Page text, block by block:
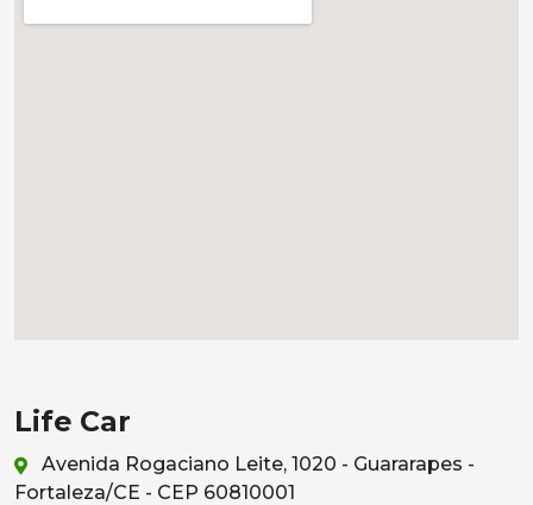
Life Car
Avenida Rogaciano Leite, 1020 - Guararapes -
Fortaleza/CE - CEP 60810001